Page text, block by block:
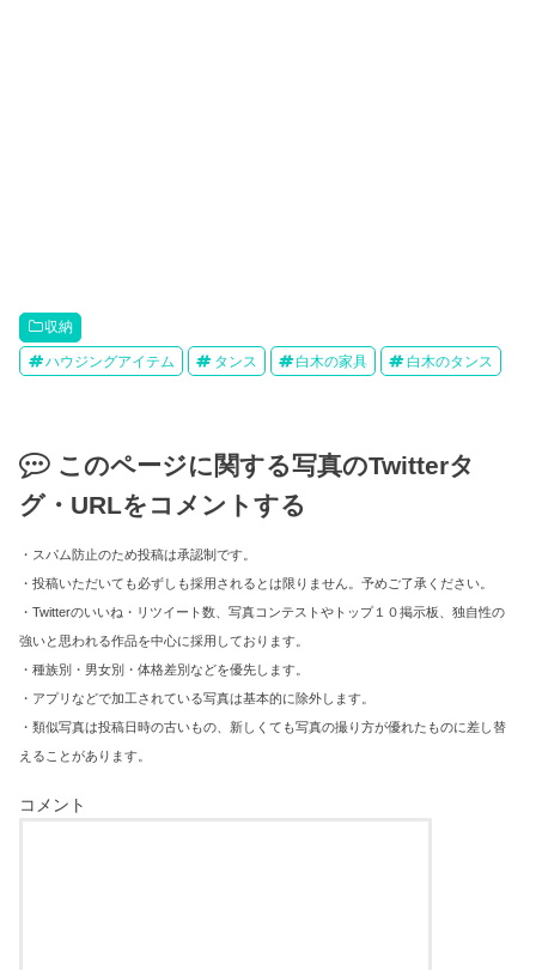
収納
ハウジングアイテム タンス 白木の家具 白木のタンス
このページに関する写真のTwitterタ
グ・URLをコメントする
・スパム防止のため投稿は承認制です。
・投稿いただいても必ずしも採用されるとは限りません。予めご了承ください。
・Twitterのいいね・リツイート数、写真コンテストやトップ１０掲示板、独自性の
強いと思われる作品を中心に採用しております。
・種族別・男女別・体格差別などを優先します。
・アプリなどで加工されている写真は基本的に除外します。
・類似写真は投稿日時の古いもの、新しくても写真の撮り方が優れたものに差し替
えることがあります。
コメント